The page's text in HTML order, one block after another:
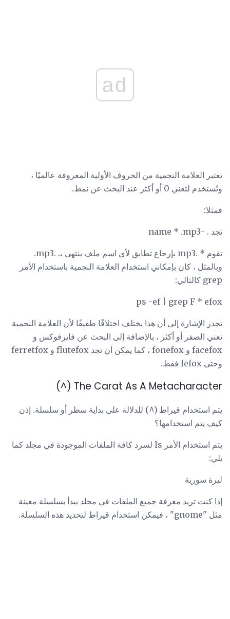
ad
تعتبر العلامة النجمية من الحروف الأولية المعروفة عالميًا ،
وتُستخدم لتعني 0 أو أكثر عند البحث عن نمط.
فمثلا:
تجد . -name * .mp3
تقوم * .mp3 بإرجاع تطابق لأي اسم ملف ينتهي بـ .mp3.
وبالمثل ، كان بإمكاني استخدام العلامة النجمية باستخدام الأمر
grep كالتالي:
ps -ef | grep F * efox
تجدر الإشارة إلى أن هذا يختلف اختلافًا طفيفًا لأن العلامة النجمية
تعني الصفر أو أكثر ، بالإضافة إلى البحث عن فايرفوكس و
facefox و fonefox ، كما يمكن أن تجد flutefox و ferretfox
وحتى fefox فقط.
The Carat As A Metacharacter (^)
يتم استخدام قيراط (^) للدلالة على بداية سطر أو سلسلة. إذن
كيف يتم استخدامها؟
يتم استخدام الأمر ls لسرد كافة الملفات الموجودة في مجلد كما
يلي:
ليرة سورية
إذا كنت تريد معرفة جميع الملفات في مجلد يبدأ بسلسلة معينة
مثل "gnome" ، فيمكن استخدام قيراط لتحديد هذه السلسلة.